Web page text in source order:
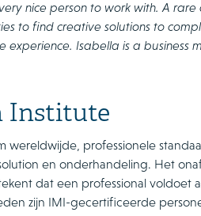
nice person to work with. A rare
to find creative solutions to
Isabella is a business
Institute
wereldwijde, professionele
en onderhandeling. Het
dat een professional voldoet
zijn IMI-gecertificeerde